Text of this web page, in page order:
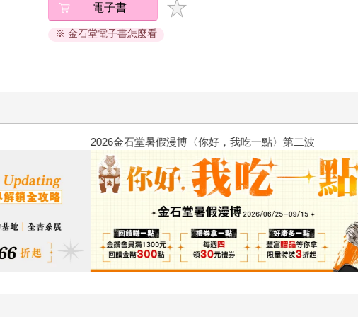
電子書
※ 金石堂電子書怎麼看
2026金石堂暑假漫博〈你好，我吃一點〉第二波